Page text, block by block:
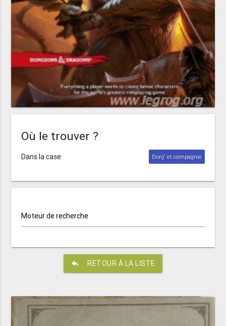
Où le trouver ?
Dans la case Donj' et compagnie
Moteur de recherche
reply RETOUR À LA LISTE